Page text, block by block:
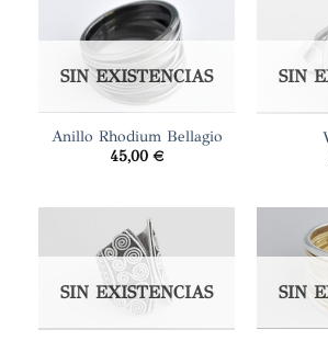
SIN EXISTENCIAS
Anillo Rhodium Bellagio
45,00 €
SIN
SIN EXISTENCIAS SIN